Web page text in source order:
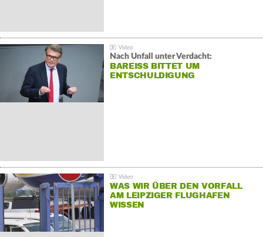
Nach Unfall unter Verdacht:
BAREISS BITTET UM E
NTSCHULDIGUNG
WAS WIR ÜBER DEN VORFALL
AM LEIPZIGER FLUGHAFEN
WISSEN